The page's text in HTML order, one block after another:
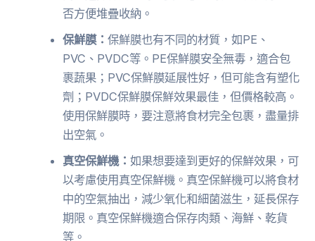
否方便堆疊收納。
保鮮膜：保鮮膜也有不同的材質，如PE、
PVC、PVDC等。PE保鮮膜安全無毒，適合包
裹蔬果；PVC保鮮膜延展性好，但可能含有塑化
劑；PVDC保鮮膜保鮮效果最佳，但價格較高。
使用保鮮膜時，要注意將食材完全包裹，盡量排
出空氣。
真空保鮮機：如果想要達到更好的保鮮效果，可
以考慮使用真空保鮮機。真空保鮮機可以將食材
中的空氣抽出，減少氧化和細菌滋生，延長保存
期限。真空保鮮機適合保存肉類、海鮮、乾貨
等。